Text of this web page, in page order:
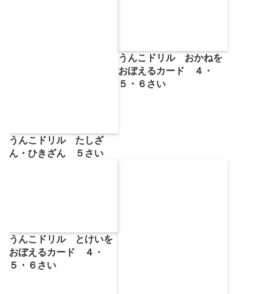
うんこドリル たしざ
ん・ひきざん ５さい
うんこドリル おかねを
おぼえるカード ４・
５・６さい
うんこドリル とけいを
おぼえるカード ４・
５・６さい